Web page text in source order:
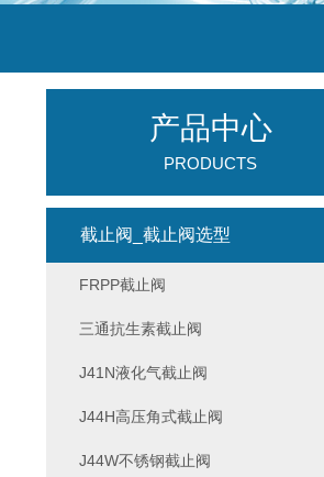
产品中心
PRODUCTS
截止阀_截止阀选型
FRPP截止阀
三通抗生素截止阀
J41N液化气截止阀
J44H高压角式截止阀
J44W不锈钢截止阀